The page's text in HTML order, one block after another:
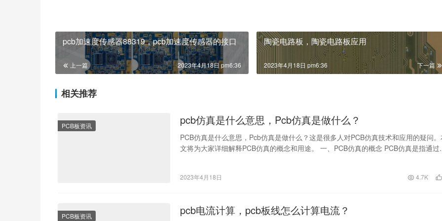
pcb加速度传感器88319，pcb加速度传感器的接口
上一篇 2023年4月18日 pm6:36
陶瓷电路板，陶瓷电路板应用
下一篇
2023年4月18日 pm6:36
相关推荐
PCB板资讯 pcb仿真是什么意思，Pcb仿真是做什么？
PCB仿真是什么意思，Pcb仿真是做什么？这是很多人对PCB仿真技术和应用的疑问。
文将为大家详细解释PCB仿真的概念和用途。 一、PCB仿真的概念 PCB仿真是指通过
2023年4月18日 4.7K
PCB板资讯 pcb电流计算，pcb板线怎么计算电流？